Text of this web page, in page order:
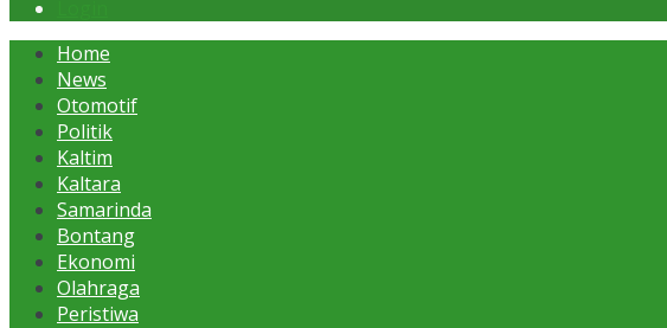
Home
News
Otomotif
Politik
Kaltim
Kaltara
Samarinda
Bontang
Ekonomi
Olahraga
Peristiwa